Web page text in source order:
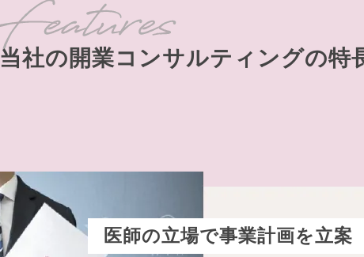
当社の開業コンサルティングの特
医師の立場で事業計画を立案